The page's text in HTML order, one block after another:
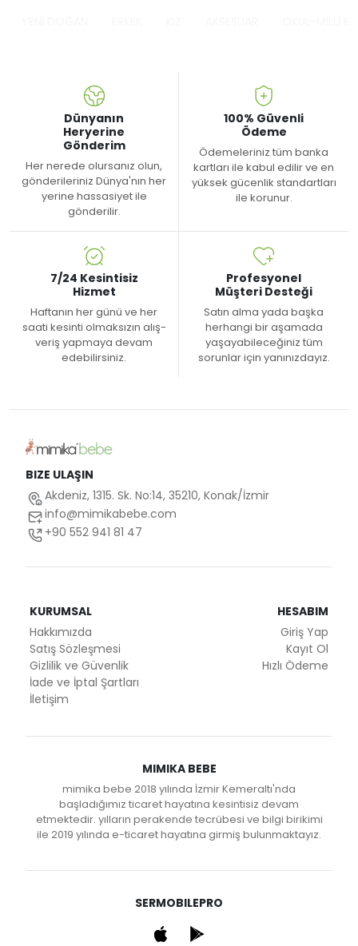
Dünyanın
Heryerine
Gönderim
Her nerede olursanız olun,
gönderileriniz Dünya'nın her
yerine hassasiyet ile
gönderilir.
100% Güvenli
Ödeme
Ödemeleriniz tüm banka
kartları ile kabul edilir ve en
yüksek gücenlik standartları
ile korunur.
7/24 Kesintisiz
Hizmet
Haftanın her günü ve her
saati kesinti olmaksızın alış-
veriş yapmaya devam
edebilirsiniz.
Profesyonel
Müşteri Desteği
Satın alma yada başka
herhangi bir aşamada
yaşayabileceğiniz tüm
sorunlar için yanınızdayız.
BIZE ULAŞIN
Akdeniz, 1315. Sk. No:14, 35210, Konak/İzmir
info@mimikabebe.com
+90 552 941 81 47
KURUMSAL
Hakkımızda
Satış Sözleşmesi
Gizlilik ve Güvenlik
İade ve İptal Şartları
İletişim
HESABIM
Giriş Yap
Kayıt Ol
Hızlı Ödeme
MIMIKA BEBE
mimika bebe 2018 yılında İzmir Kemeraltı'nda
başladığımız ticaret hayatına kesintisiz devam
etmektedir. yılların perakende tecrübesi ve bilgi birikimi
ile 2019 yılında e-ticaret hayatına girmiş bulunmaktayız.
SERMOBILEPRO